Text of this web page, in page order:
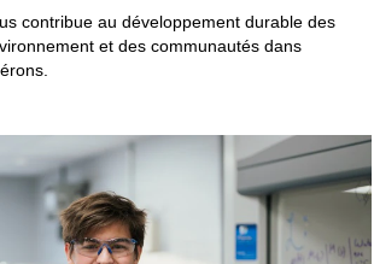
contribue au développement durable des
et des communautés dans